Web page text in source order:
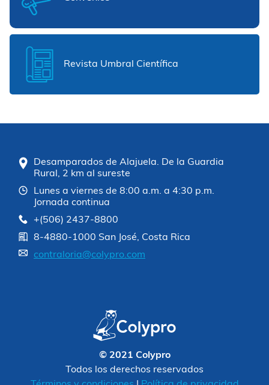
Revista Umbral Científica
Desamparados de Alajuela. De la Guardia
Rural, 2 km al sureste
Lunes a viernes de 8:00 a.m. a 4:30 p.m.
Jornada continua
+(506) 2437-8800
8-4880-1000 San José, Costa Rica
contraloria@colypro.com
© 2021 Colypro
Todos los derechos reservados